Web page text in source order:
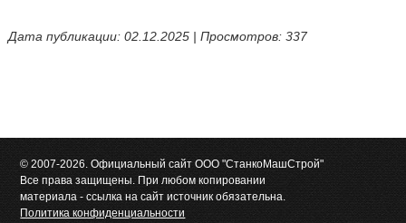
Дата публикации: 02.12.2025 | Просмотров: 337
© 2007-2026. Официальный сайт ООО "СтанкоМашСтрой"
Все права защищены. При любом копировании
материала - ссылка на сайт источник обязательна.
Политика конфиденциальности